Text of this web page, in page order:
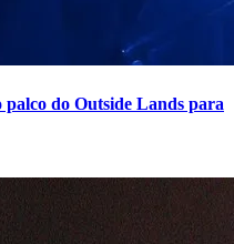
do Outside Lands para